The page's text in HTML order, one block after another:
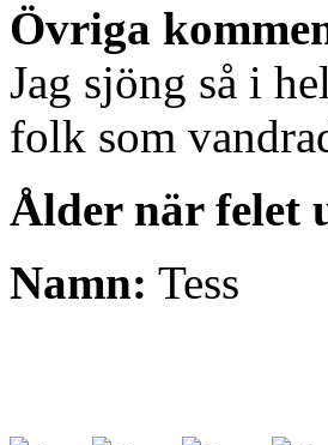
Övriga
Jag sjöng så i
folk som
Ålder när felet
Namn: Tess